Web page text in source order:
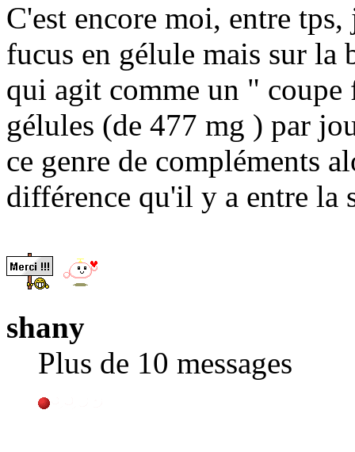
C'est encore moi, entre
fucus en gélule mais sur la
qui agit comme un "
gélules (de 477 mg ) par
ce genre de compléments
différence qu'il y a entre la
shany
Plus de 10 messages